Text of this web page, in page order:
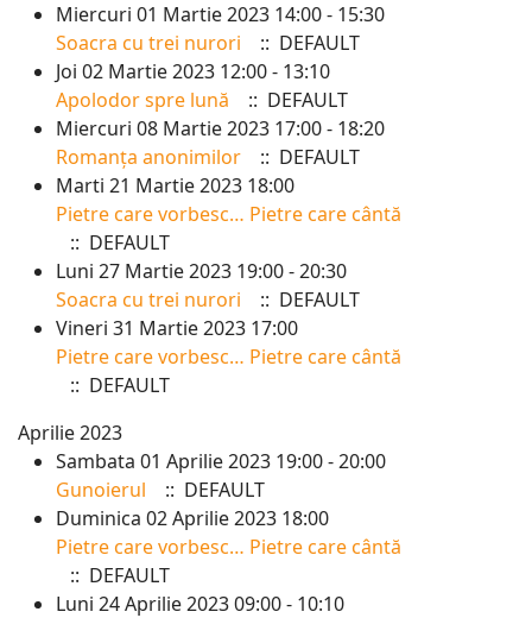
Miercuri 01 Martie 2023 14:00 - 15:30
Soacra cu trei nurori
:: DEFAULT
Joi 02 Martie 2023 12:00 - 13:10
Apolodor spre lună
:: DEFAULT
Miercuri 08 Martie 2023 17:00 - 18:20
Romanța anonimilor
:: DEFAULT
Marti 21 Martie 2023 18:00
Pietre care vorbesc… Pietre care cântă
:: DEFAULT
Luni 27 Martie 2023 19:00 - 20:30
Soacra cu trei nurori
:: DEFAULT
Vineri 31 Martie 2023 17:00
Pietre care vorbesc… Pietre care cântă
:: DEFAULT
Aprilie 2023
Sambata 01 Aprilie 2023 19:00 - 20:00
Gunoierul
:: DEFAULT
Duminica 02 Aprilie 2023 18:00
Pietre care vorbesc… Pietre care cântă
:: DEFAULT
Luni 24 Aprilie 2023 09:00 - 10:10